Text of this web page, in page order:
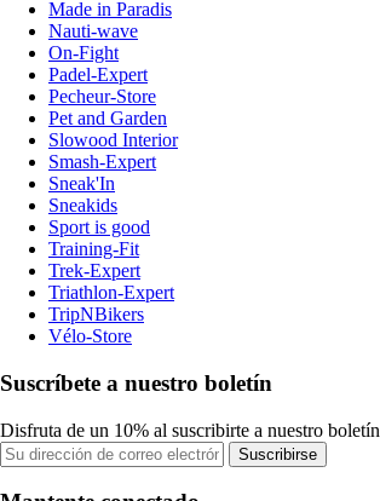
Made in Paradis
Nauti-wave
On-Fight
Padel-Expert
Pecheur-Store
Pet and Garden
Slowood Interior
Smash-Expert
Sneak'In
Sneakids
Sport is good
Training-Fit
Trek-Expert
Triathlon-Expert
TripNBikers
Vélo-Store
Suscríbete a nuestro boletín
Disfruta de un 10% al suscribirte a nuestro boletín
Suscribirse